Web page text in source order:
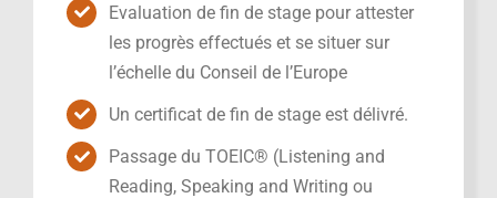
Evaluation de fin de stage pour attester
les progrès effectués et se situer sur
l’échelle du Conseil de l’Europe
Un certificat de fin de stage est délivré.
Passage du TOEIC® (Listening and
Reading, Speaking and Writing ou